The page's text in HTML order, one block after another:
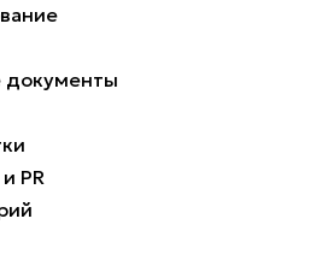
документы
PR